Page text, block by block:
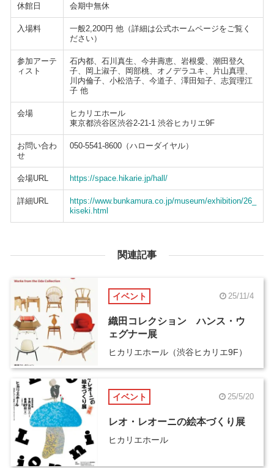
休館日 会期中無休
入場料
一般2,200円 他（詳細は公式ホームページをご覧く
ださい）
参加アーテ
ィスト
石内都、石川真生、今井壽恵、岩根愛、潮田登久
子、岡上淑子、岡部桃、オノデラユキ、片山真理、
川内倫子、小松浩子、今道子、澤田知子、志賀理江
子 他
会場
ヒカリエホール
東京都渋谷区渋谷2-21-1 渋谷ヒカリエ9F
お問い合わ
せ
050-5541-8600（ハローダイヤル）
会場URL https://space.hikarie.jp/hall/
詳細URL
https://www.bunkamura.co.jp/museum/exhibition/26_
kiseki.html
関連記事
イベント 25/11/4
織田コレクション ハンス・ウ
ェグナー展
ヒカリエホール（渋谷ヒカリエ9F）
イベント 25/5/20
レオ・レオーニの絵本づくり展
ヒカリエホール